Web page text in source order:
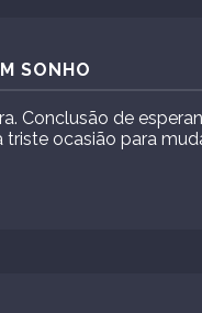
SONHO
Conclusão de
ocasião para